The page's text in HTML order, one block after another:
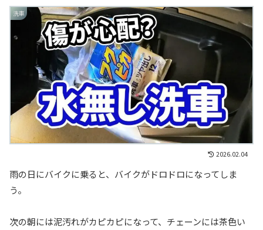
洗車
2026.02.04
雨の日にバイクに乗ると、バイクがドロドロになってしま
う。
次の朝には泥汚れがカピカピになって、チェーンには茶色い